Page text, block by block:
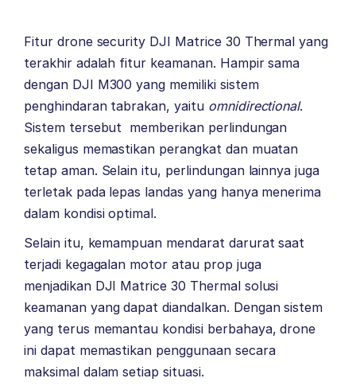
Fitur drone security DJI Matrice 30 Thermal yang
terakhir adalah fitur keamanan. Hampir sama
dengan DJI M300 yang memiliki sistem
penghindaran tabrakan, yaitu omnidirectional.
Sistem tersebut memberikan perlindungan
sekaligus memastikan perangkat dan muatan
tetap aman. Selain itu, perlindungan lainnya juga
terletak pada lepas landas yang hanya menerima
dalam kondisi optimal.
Selain itu, kemampuan mendarat darurat saat
terjadi kegagalan motor atau prop juga
menjadikan DJI Matrice 30 Thermal solusi
keamanan yang dapat diandalkan. Dengan sistem
yang terus memantau kondisi berbahaya, drone
ini dapat memastikan penggunaan secara
maksimal dalam setiap situasi.